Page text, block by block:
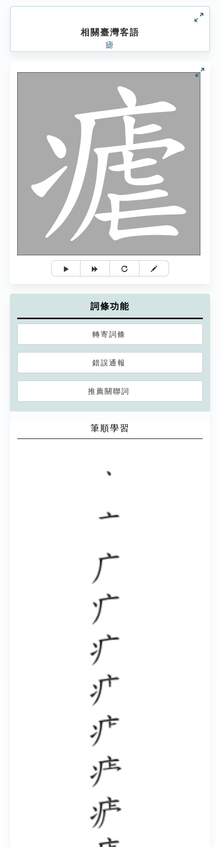
相關臺灣客語
瘧
詞條功能
轉寄詞條
錯誤通報
推薦關聯詞
筆順學習